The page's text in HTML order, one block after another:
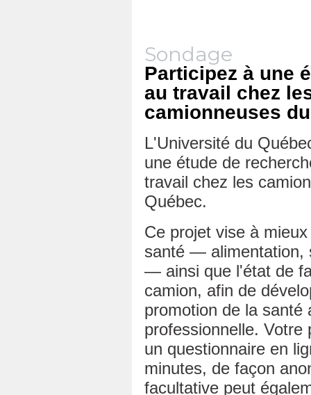
Sondage
Participez à une
au travail chez
camionneuses
L'Université du
une étude de
travail chez les
Québec.
Ce projet vise à
santé — alimentation,
— ainsi que l'état de
camion, afin de
promotion de la santé
professionnelle. Votre
un questionnaire en
minutes, de façon
facultative peut